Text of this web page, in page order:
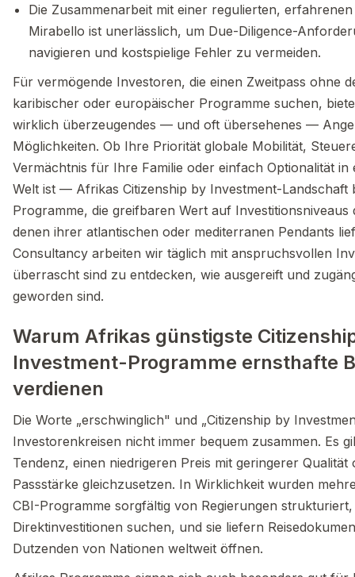
Die Zusammenarbeit mit einer regulierten,
Mirabello ist unerlässlich, um Due-Diligence-
navigieren und kostspielige Fehler zu vermeiden.
Für vermögende Investoren, die einen Zweitpass ohne
karibischer oder europäischer Programme suchen,
wirklich überzeugendes — und oft übersehenes —
Möglichkeiten. Ob Ihre Priorität globale Mobilität,
Vermächtnis für Ihre Familie oder einfach Optionalität in
Welt ist — Afrikas Citizenship by Investment-Landschaft
Programme, die greifbaren Wert auf Investitionsniveaus
denen ihrer atlantischen oder mediterranen Pendants
Consultancy arbeiten wir täglich mit anspruchsvollen
überrascht sind zu entdecken, wie ausgereift und
geworden sind.
Warum Afrikas günstigste
Investment-Programme ernsthafte
verdienen
Die Worte „erschwinglich" und „Citizenship by
Investorenkreisen nicht immer bequem zusammen. Es
Tendenz, einen niedrigeren Preis mit geringerer
Passstärke gleichzusetzen. In Wirklichkeit wurden
CBI-Programme sorgfältig von Regierungen strukturiert,
Direktinvestitionen suchen, und sie liefern
Dutzenden von Nationen weltweit öffnen.